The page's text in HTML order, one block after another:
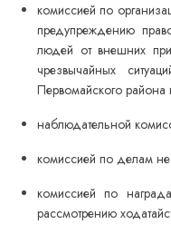
комиссией по
предупреждению
людей от внешних
чрезвычайных
Первомайского района
наблюдательной
комиссией по делам
комиссией по
рассмотрению